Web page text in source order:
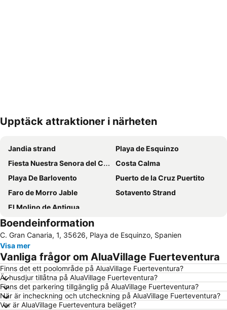
Förstora kartan
Upptäck attraktioner i närheten
Jandia strand
Playa de Esquinzo
Fiesta Nuestra Senora del Carmen
Costa Calma
Playa De Barlovento
Puerto de la Cruz Puertito
Faro de Morro Jable
Sotavento Strand
El Molino de Antigua
Boendeinformation
C. Gran Canaria, 1, 35626, Playa de Esquinzo, Spanien
Visa mer
Vanliga frågor om AluaVillage Fuerteventura
Finns det ett poolområde på AluaVillage Fuerteventura?
Är husdjur tillåtna på AluaVillage Fuerteventura?
Finns det parkering tillgänglig på AluaVillage Fuerteventura?
När är incheckning och utcheckning på AluaVillage Fuerteventura?
Var är AluaVillage Fuerteventura beläget?